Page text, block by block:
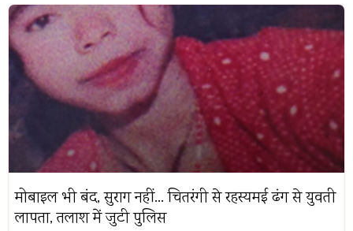
मोबाइल भी बंद, सुराग नहीं… चितरंगी से रहस्यमई ढंग से युवती
लापता, तलाश में जुटी पुलिस